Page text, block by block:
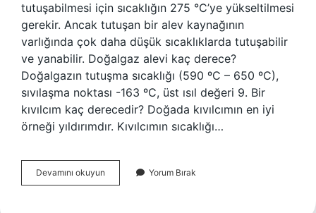
tutuşabilmesi için sıcaklığın 275 °C’ye yükseltilmesi
gerekir. Ancak tutuşan bir alev kaynağının
varlığında çok daha düşük sıcaklıklarda tutuşabilir
ve yanabilir. Doğalgaz alevi kaç derece?
Doğalgazın tutuşma sıcaklığı (590 ºC – 650 ºC),
sıvılaşma noktası -163 ºC, üst ısıl değeri 9. Bir
kıvılcım kaç derecedir? Doğada kıvılcımın en iyi
örneği yıldırımdır. Kıvılcımın sıcaklığı…
Devamını okuyun
Alevi
Yorum Bırak